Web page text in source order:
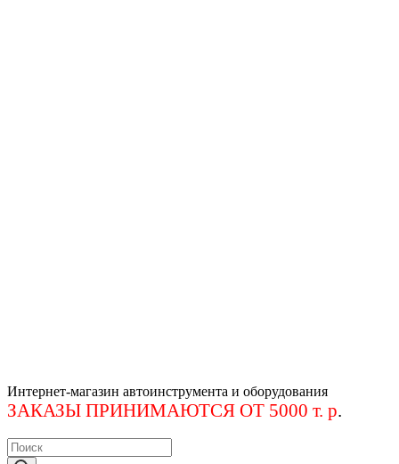
Интернет-магазин автоинструмента и оборудования
ЗАКАЗЫ ПРИНИМАЮТСЯ ОТ 5000 т. р.